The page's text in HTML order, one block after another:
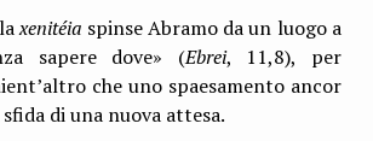
xenitéia spinse Abramo da un luogo a
sapere dove» (Ebrei, 11,8), per
che uno spaesamento ancor
di una nuova attesa.